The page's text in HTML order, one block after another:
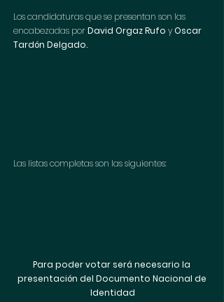
Los candidaturas que se presentan son las
encabezadas por David Orgaz Rufo y Oscar
Tardón Delgado.
Las listas completas son las siguientes:
Para poder votar será necesario la
presentación del Documento Nacional de
Identidad